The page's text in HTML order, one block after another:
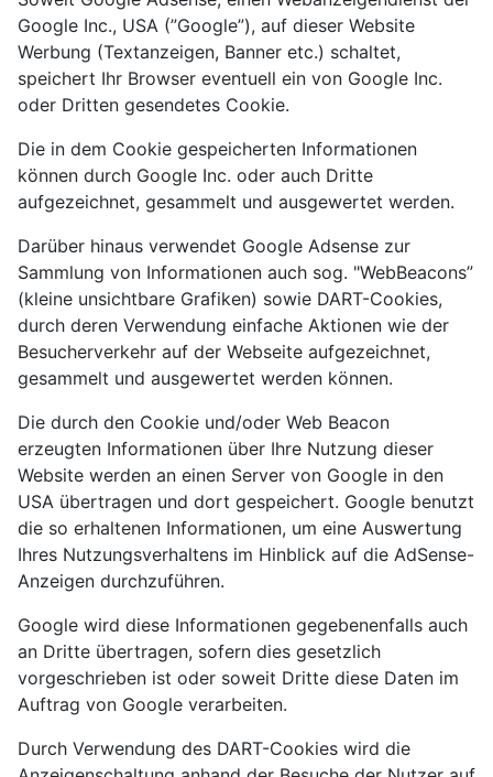
Google Inc., USA (”Google”), auf dieser Website
Werbung (Textanzeigen, Banner etc.) schaltet,
speichert Ihr Browser eventuell ein von Google Inc.
oder Dritten gesendetes Cookie.
Die in dem Cookie gespeicherten Informationen
können durch Google Inc. oder auch Dritte
aufgezeichnet, gesammelt und ausgewertet werden.
Darüber hinaus verwendet Google Adsense zur
Sammlung von Informationen auch sog. "WebBeacons”
(kleine unsichtbare Grafiken) sowie DART-Cookies,
durch deren Verwendung einfache Aktionen wie der
Besucherverkehr auf der Webseite aufgezeichnet,
gesammelt und ausgewertet werden können.
Die durch den Cookie und/oder Web Beacon
erzeugten Informationen über Ihre Nutzung dieser
Website werden an einen Server von Google in den
USA übertragen und dort gespeichert. Google benutzt
die so erhaltenen Informationen, um eine Auswertung
Ihres Nutzungsverhaltens im Hinblick auf die AdSense-
Anzeigen durchzuführen.
Google wird diese Informationen gegebenenfalls auch
an Dritte übertragen, sofern dies gesetzlich
vorgeschrieben ist oder soweit Dritte diese Daten im
Auftrag von Google verarbeiten.
Durch Verwendung des DART-Cookies wird die